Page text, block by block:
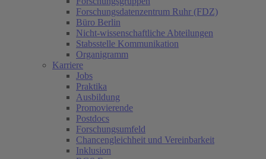
Forschungsdatenzentrum Ruhr (FDZ)
Büro Berlin
Nicht-wissenschaftliche Abteilungen
Stabsstelle Kommunikation
Organigramm
Karriere
Jobs
Praktika
Ausbildung
Promovierende
Postdocs
Forschungsumfeld
Chancengleichheit und Vereinbarkeit
Inklusion